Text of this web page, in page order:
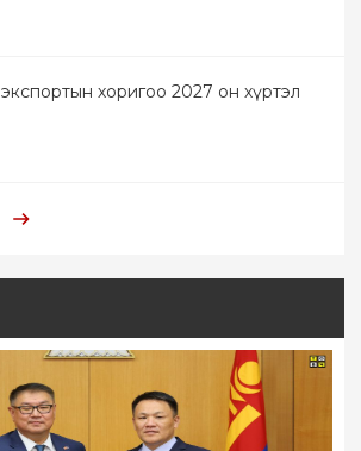
хоригоо 2027 он хүртэл